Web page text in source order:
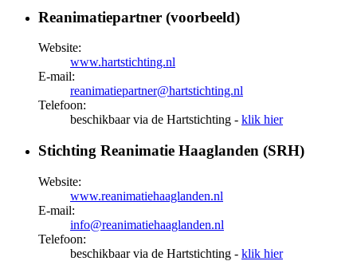
Reanimatiepartner (voorbeeld)
Website:
www.hartstichting.nl
E-mail:
reanimatiepartner@hartstichting.nl
Telefoon:
beschikbaar via de Hartstichting - klik hier
Stichting Reanimatie Haaglanden (SRH)
Website:
www.reanimatiehaaglanden.nl
E-mail:
info@reanimatiehaaglanden.nl
Telefoon:
beschikbaar via de Hartstichting - klik hier